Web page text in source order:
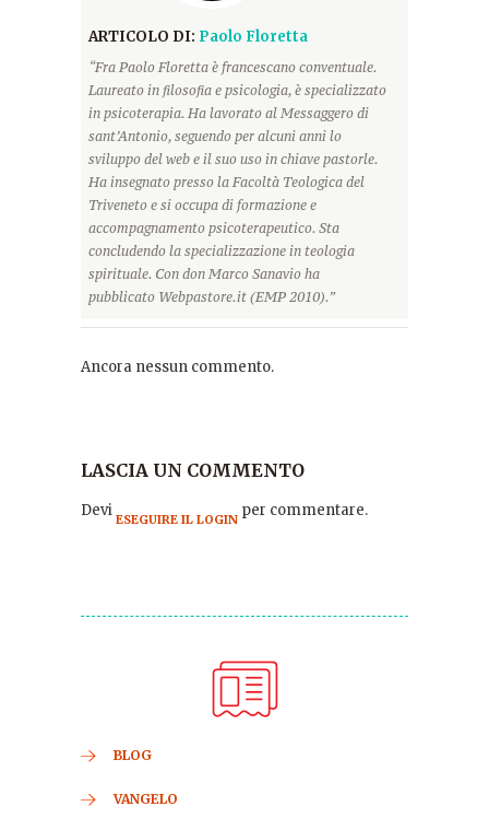
ARTICOLO DI: Paolo Floretta
“Fra Paolo Floretta è francescano conventuale.
Laureato in filosofia e psicologia, è specializzato
in psicoterapia. Ha lavorato al Messaggero di
sant’Antonio, seguendo per alcuni anni lo
sviluppo del web e il suo uso in chiave pastorle.
Ha insegnato presso la Facoltà Teologica del
Triveneto e si occupa di formazione e
accompagnamento psicoterapeutico. Sta
concludendo la specializzazione in teologia
spirituale. Con don Marco Sanavio ha
pubblicato Webpastore.it (EMP 2010).”
Ancora nessun commento.
LASCIA UN COMMENTO
Devi ESEGUIRE IL LOGIN per commentare.
BLOG
VANGELO